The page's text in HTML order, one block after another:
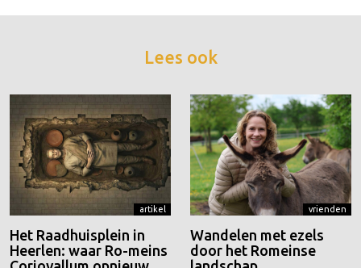
Lees ook
artikel
Het Raadhuisplein in
Heerlen: waar Ro-meins
vrienden
Wandelen met ezels
door het Romeinse